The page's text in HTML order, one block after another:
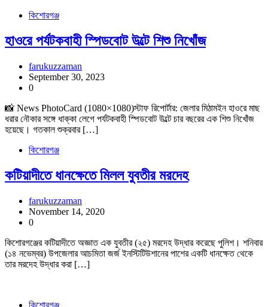
কিশোরগঞ্জ
হাওরে পর্যটকবাহী স্পিডবোট উল্টে শিশু নিখোঁজ
farukuzzaman
September 30, 2023
0
📸 News PhotoCard (1080×1080)স্টাফ রিপোর্টার: জেলার মিঠামইন হাওরে মাছ
ধরার নৌকার সঙ্গে ধাক্কা লেগে পর্যটকবাহী স্পিডবোট উল্টে চার বছরের এক শিশু নিখোঁজ
হয়েছে। গতকাল শুক্রবার […]
কিশোরগঞ্জ
কটিয়াদীতে ধানক্ষেতে মিলল যুবতীর মরদেহ
farukuzzaman
November 14, 2020
0
কিশোরগঞ্জের কটিয়াদীতে অজ্ঞাত এক যুবতীর (২৫) মরদেহ উদ্ধার করেছে পুলিশ। শনিবার
(১৪ নভেম্বর) উপজেলার আচমিতা জর্জ ইনস্টিটিউশানের পাশের একটি ধানক্ষেত থেকে
তার মরদেহ উদ্ধার করা […]
কিশোরগঞ্জ